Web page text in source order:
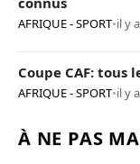
AFRIQUE - SPORT•il y
Coupe CAF:
AFRIQUE - SPORT•il y
À NE PAS